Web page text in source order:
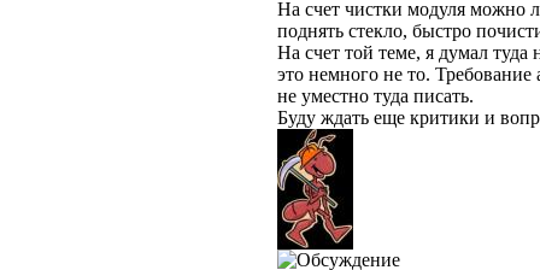
На счет чистки модуля можно
поднять стекло, быстро
На счет той теме, я думал
это немного не то.
не уместно туда писать.
Буду ждать еще критики и